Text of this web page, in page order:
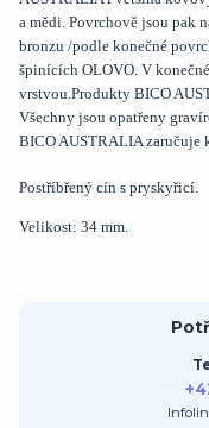
a mědi. Povrchově jsou pak
bronzu /podle konečné
špinících OLOVO. V
vrstvou.Produkty BICO
Všechny jsou opatřeny
BICO AUSTRALIA zaručuje
Postříbřený cín s pryskyřicí.
Velikost: 34 mm.